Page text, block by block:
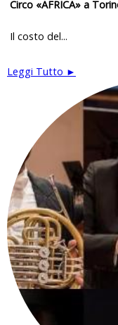
Circo «AFRICA» a
Il costo del...
Leggi Tutto ►